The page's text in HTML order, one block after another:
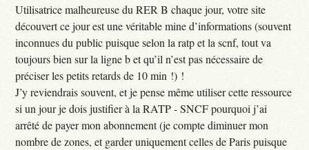
Utilisatrice malheureuse du RER B chaque jour, votre site
découvert ce jour est une véritable mine d’informations (souvent
inconnues du public puisque selon la ratp et la scnf, tout va
toujours bien sur la ligne b et qu’il n’est pas nécessaire de
préciser les petits retards de 10 min !) !
J’y reviendrais souvent, et je pense même utiliser cette ressource
si un jour je dois justifier à la RATP - SNCF pourquoi j’ai
arrêté de payer mon abonnement (je compte diminuer mon
nombre de zones, et garder uniquement celles de Paris puisque